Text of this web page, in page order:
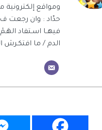
ومواقع
حدّاد : وان رجعت
فيهــا اسـتفاد
الدم / ما افتكـرش